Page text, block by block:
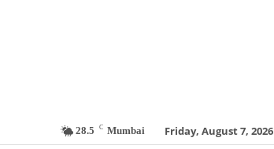
28.5 C Mumbai Friday, August 7, 2026